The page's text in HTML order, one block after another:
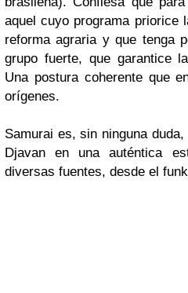
aquel cuyo programa priorice
reforma agraria y que tenga
grupo fuerte, que garantice
Una postura coherente que
orígenes.
Samurai es, sin ninguna
Djavan en una auténtica
diversas fuentes, desde el